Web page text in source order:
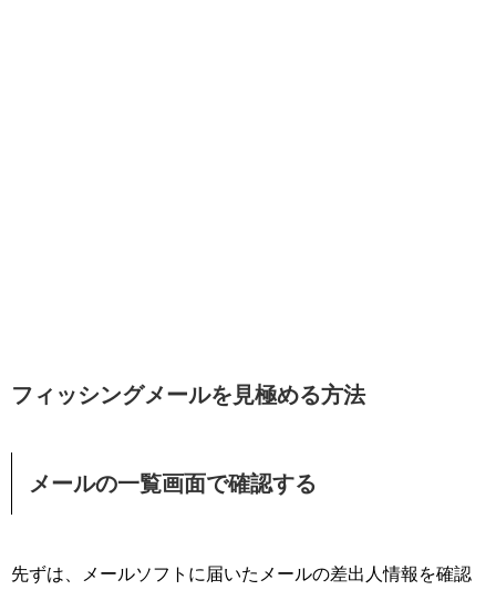
フィッシングメールを見極める方法
メールの一覧画面で確認する
先ずは、メールソフトに届いたメールの差出人情報を確認